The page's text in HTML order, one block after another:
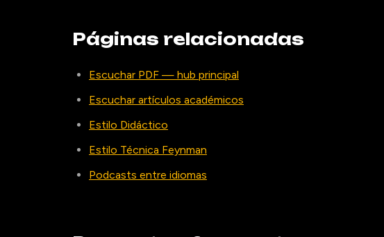
Páginas relacionadas
Escuchar PDF — hub principal
Escuchar artículos académicos
Estilo Didáctico
Estilo Técnica Feynman
Podcasts entre idiomas